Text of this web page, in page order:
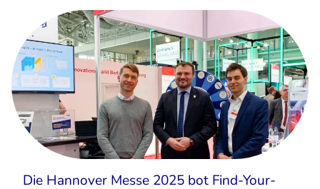
Die Hannover Messe 2025 bot Find-Your-